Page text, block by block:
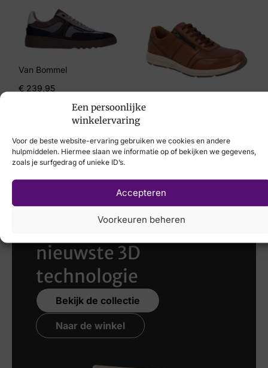
Een persoonlijke
winkelervaring
Voor de beste website-ervaring gebruiken we cookies en andere
hulpmiddelen. Hiermee slaan we informatie op of bekijken we gegevens,
zoals je surfgedrag of unieke ID’s.
Accepteren
Voorkeuren beheren
Merk
Jenszen
Artikelnummer
2018 Cognac Suede
Van Bommel
€ 239,95
Solidus
Laat uw voeten
scannen met de
nieuwste 3D
technologie
Bekijk de collectie
Naar de winkel